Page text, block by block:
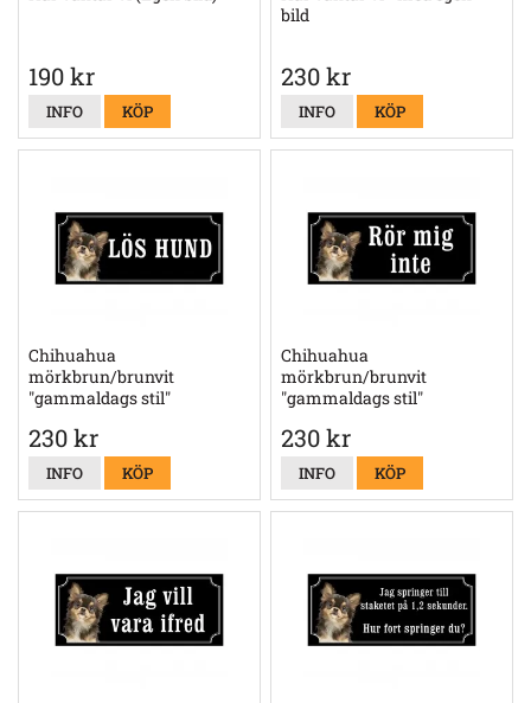
190 kr
INFO KÖP
bild
230 kr
INFO KÖP
Chihuahua
mörkbrun/brunvit
"gammaldags stil"
230 kr
INFO KÖP
Chihuahua
mörkbrun/brunvit
"gammaldags stil"
230 kr
INFO KÖP